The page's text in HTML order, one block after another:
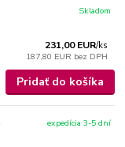
231,00 EUR/ks
187,80 EUR bez DPH
Skladom
Pridať do košíka
expedícia 3-5 dní